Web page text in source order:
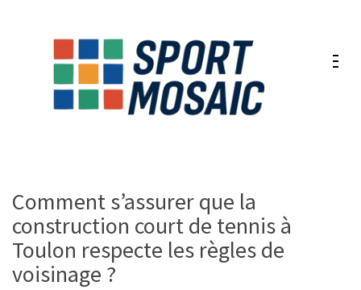
Comment s’assurer que la
construction court de tennis à
Toulon respecte les règles de
voisinage ?